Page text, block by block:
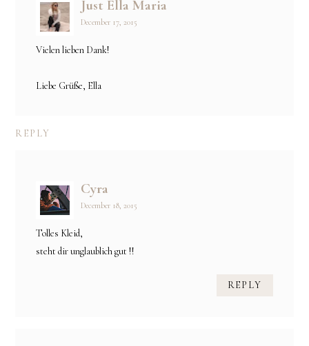
Just Ella Maria
December 17, 2015
Vielen lieben Dank!
Liebe Grüße, Ella
REPLY
Cyra
December 18, 2015
Tolles Kleid,
steht dir unglaublich gut !!
REPLY